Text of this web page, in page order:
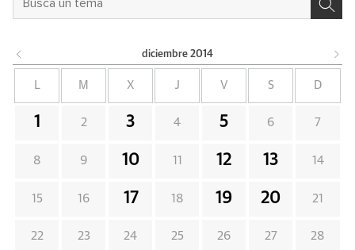
diciembre 2014
L M X J V S D
1 2 3 4 5 6 7
8 9 10 11 12 13 14
15 16 17 18 19 20 21
22 23 24 25 26 27 28